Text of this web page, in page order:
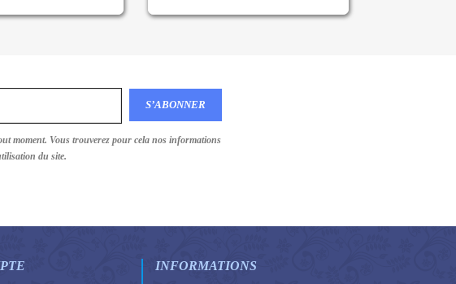
moment. Vous trouverez pour cela nos informations
du site.
INFORMATIONS